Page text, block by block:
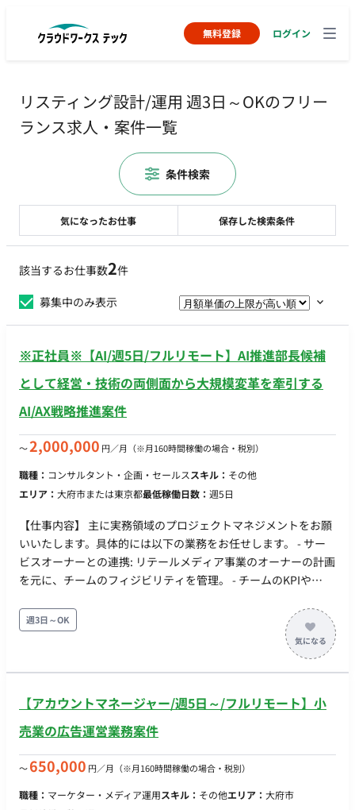
無料登録 ログイン
リスティング設計/運用 週3日～OKのフリー
ランス求人・案件一覧
該当するお仕事数2件
募集中のみ表示
※正社員※【AI/週5日/フルリモート】AI推進部長候補
として経営・技術の両側面から大規模変革を牽引する
AI/AX戦略推進案件
〜2,000,000 円／月 （※月160時間稼働の場合・税別）
職種： コンサルタント・企画・セールススキル： その他
エリア： 大府市または東京都最低稼働日数： 週5日
【仕事内容】 主に実務領域のプロジェクトマネジメントをお願
いいたします。具体的には以下の業務をお任せします。 - サー
ビスオーナーとの連携: リテールメディア事業のオーナーの計画
を元に、チームのフィジビリティを管理。 - チームのKPIや
ための支援を行う。 - 各アカウントのKPI管理: 戦略/戦術から引
かれたKPIを達成するための阻害要因を解消し、施策を遂行す
る。 - ステークホルダーマネジメント: メーカーや代理店、社内
バイヤーとのコミュニケーションや要望の確認と対応。 - 契約/
支援: ステークホルダーとの定例／商談／レポート業務、及び社
内の会議体の設定とファシリテーション。 - 戦略層への成長戦
の、資料や報告内容の整理。
週3日～OK
【アカウントマネージャー/週5日～/フルリモート】小
売業の広告運営業務案件
〜650,000 円／月 （※月160時間稼働の場合・税別）
職種： マーケター・メディア運用スキル： その他エリア： 大府市
気になったお仕事 保存した検索条件
条件検索